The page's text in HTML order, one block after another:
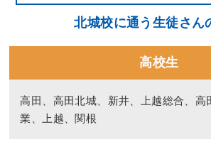
北城校に通う生徒さん
高校生
高田、高田北城、新井、上越総合、高
業、上越、関根